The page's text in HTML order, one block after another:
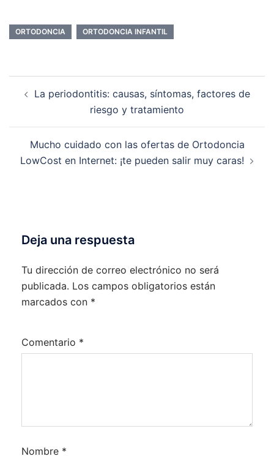
ORTODONCIA ORTODONCIA INFANTIL
de
La periodontitis: causas, síntomas, factores de
riesgo y tratamiento
Mucho cuidado con las ofertas de Ortodoncia
LowCost en Internet: ¡te pueden salir muy caras!
Deja una respuesta
Tu dirección de correo electrónico no será
publicada. Los campos obligatorios están
marcados con *
Comentario *
Nombre *